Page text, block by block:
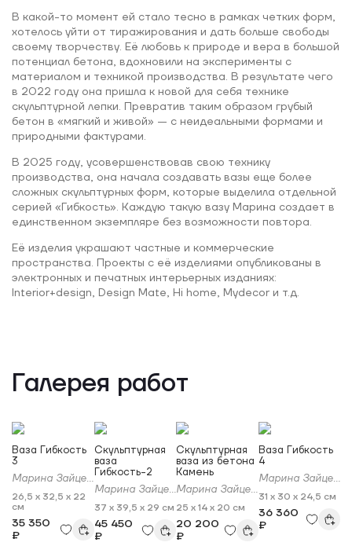
В какой-то момент ей стало тесно в рамках четких форм,
хотелось уйти от тиражирования и дать больше свободы
своему творчеству. Её любовь к природе и вера в большой
потенциал бетона, вдохновили на эксперименты с
материалом и техникой производства. В результате чего
в 2022 году она пришла к новой для себя технике
скульптурной лепки. Превратив таким образом грубый
бетон в «мягкий и живой» — с неидеальными формами и
природными фактурами.
В 2025 году, усовершенствовав свою технику
производства, она начала создавать вазы еще более
сложных скульптурных форм, которые выделила отдельной
серией «Гибкость». Каждую такую вазу Марина создает в
единственном экземпляре без возможности повтора.
Её изделия украшают частные и коммерческие
пространства. Проекты с её изделиями опубликованы в
электронных и печатных интерьерных изданиях:
Interior+design, Design Mate, Hi home, Mydecor и т.д.
Галерея работ
Ваза Гибкость
3
Марина Зайцева
26,5 x 32,5 x 22
см
35 350
₽
Скульптурная
ваза
Гибкость-2
Марина Зайцева
37 x 39,5 x 29 см
45 450
₽
Скульптурная
ваза из бетона
Камень
Марина Зайцева
25 x 14 x 20 см
20 200
₽
Ваза Гибкость
4
Марина Зайцева
31 x 30 x 24,5 см
36 360
₽